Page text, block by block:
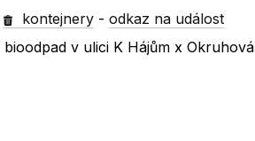
kontejnery -odkaz na událost
v ulici K Hájům x Okruhová